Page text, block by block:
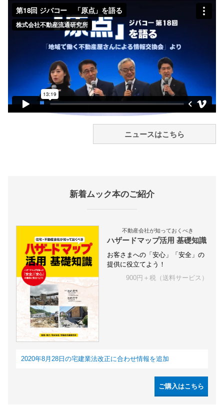
ニュースはこちら
新着ムック本のご紹介
不動産会社が知っておくべき
ハザードマップ活用 基礎知識
お客さまへの「安心」「安全」の
提供に役立てよう！
900円＋税（送料サービス）
2020年8月28日の宅建業法改正に合わせ情報を追加
ご購入はこちら